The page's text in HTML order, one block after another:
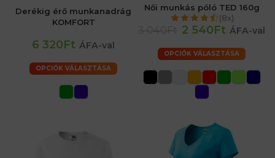
Derékig érő munkanadrág
KOMFORT
6 320Ft ÁFA-val
OPCIÓK VÁLASZTÁSA
Női munkás póló TED 160g
(8x)
2 540Ft ÁFA-val
OPCIÓK VÁLASZTÁSA